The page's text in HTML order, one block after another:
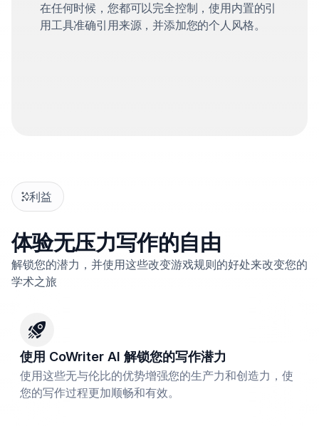
在任何时候，您都可以完全控制，使用内置的引
用工具准确引用来源，并添加您的个人风格。
利益
体验无压力写作的自由
解锁您的潜力，并使用这些改变游戏规则的好处来改变您的
学术之旅
使用 CoWriter AI 解锁您的写作潜力
使用这些无与伦比的优势增强您的生产力和创造力，使
您的写作过程更加顺畅和有效。